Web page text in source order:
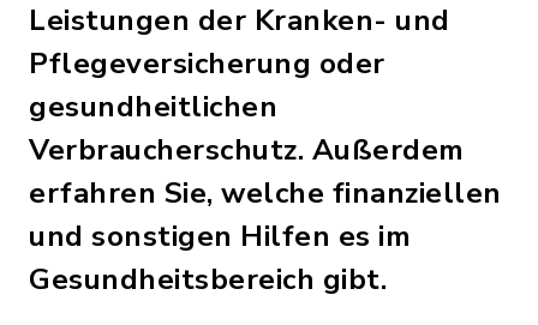
Leistungen der Kranken- und
Pflegeversicherung oder
gesundheitlichen
Verbraucherschutz. Außerdem
erfahren Sie, welche finanziellen
und sonstigen Hilfen es im
Gesundheitsbereich gibt.